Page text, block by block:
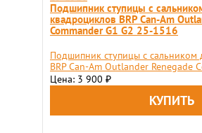
Подшипник ступицы с
квадроциклов BRP Can-Am
Commander G1 G2 25-1516
Подшипник ступицы с сальником
BRP Can-Am Outlander Renegade
Цена: 3 900 ₽